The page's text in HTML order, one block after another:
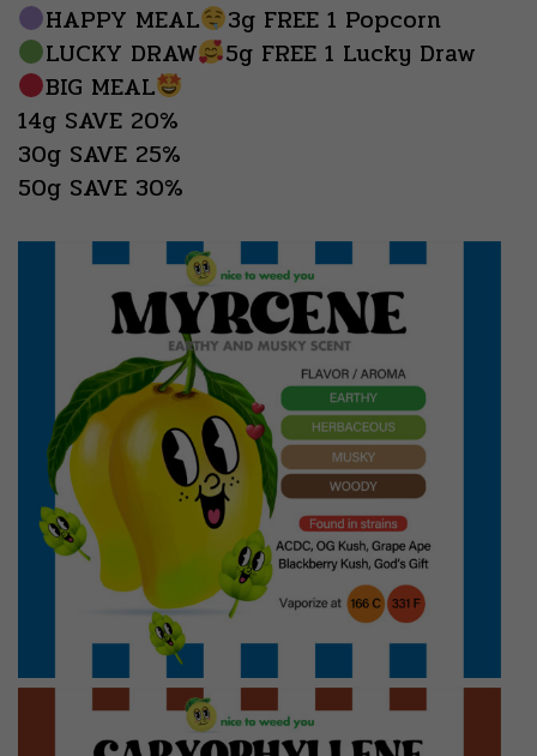
HAPPY MEAL
3g FREE 1 Popcorn
LUCKY DRAW
5g FREE 1 Lucky Draw
BIG MEAL
14g SAVE 20%
30g SAVE 25%
50g SAVE 30%